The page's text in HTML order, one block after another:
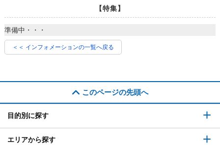
【特集】
準備中・・・
＜＜ インフォメーションの一覧へ戻る
このページの先頭へ
目的別に探す
エリアから探す